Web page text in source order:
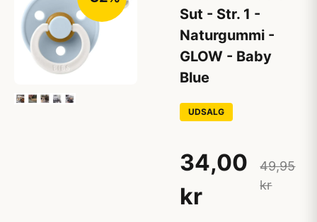
Sut - Str. 1 -
Naturgummi -
GLOW - Baby
Blue
UDSALG
34,00
kr
49,95
kr